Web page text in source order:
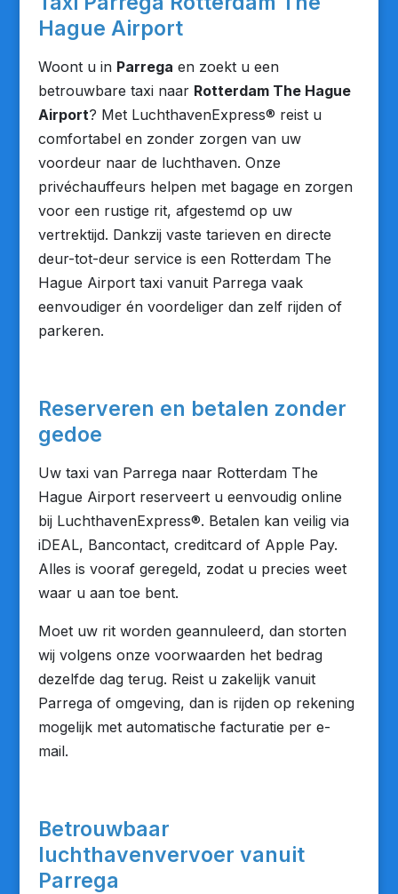
Hague Airport
Woont u in Parrega en zoekt u een
betrouwbare taxi naar Rotterdam The Hague
Airport? Met LuchthavenExpress® reist u
comfortabel en zonder zorgen van uw
voordeur naar de luchthaven. Onze
privéchauffeurs helpen met bagage en zorgen
voor een rustige rit, afgestemd op uw
vertrektijd. Dankzij vaste tarieven en directe
deur-tot-deur service is een Rotterdam The
Hague Airport taxi vanuit Parrega vaak
eenvoudiger én voordeliger dan zelf rijden of
parkeren.
Reserveren en betalen zonder
gedoe
Uw taxi van Parrega naar Rotterdam The
Hague Airport reserveert u eenvoudig online
bij LuchthavenExpress®. Betalen kan veilig via
iDEAL, Bancontact, creditcard of Apple Pay.
Alles is vooraf geregeld, zodat u precies weet
waar u aan toe bent.
Moet uw rit worden geannuleerd, dan storten
wij volgens onze voorwaarden het bedrag
dezelfde dag terug. Reist u zakelijk vanuit
Parrega of omgeving, dan is rijden op rekening
mogelijk met automatische facturatie per e-
mail.
Betrouwbaar
luchthavenvervoer vanuit
Parrega